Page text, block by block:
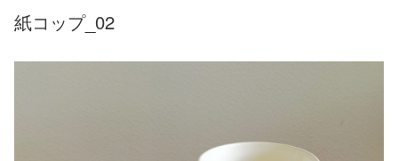
紙コップ_02